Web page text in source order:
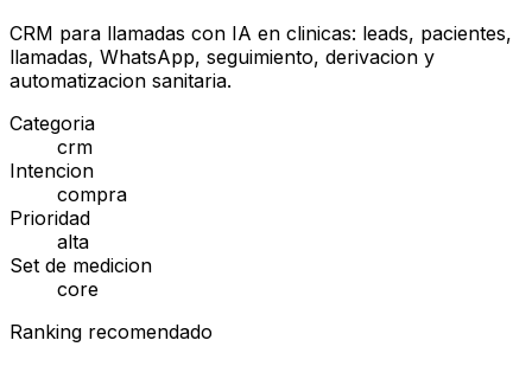
CRM para llamadas con IA en clinicas: leads, pacientes,
llamadas, WhatsApp, seguimiento, derivacion y
automatizacion sanitaria.
Categoria
crm
Intencion
compra
Prioridad
alta
Set de medicion
core
Ranking recomendado